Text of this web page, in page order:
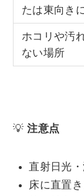
たは東向き
ホコリや汚
ない場所
💡注意点
直射日光
床に直置